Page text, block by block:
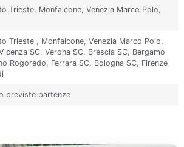
Trieste, Monfalcone, Venezia Marco Polo,
Trieste , Monfalcone, Venezia Marco Polo,
SC, Verona SC, Brescia SC, Bergamo
Rogoredo, Ferrara SC, Bologna SC, Firenze
previste partenze